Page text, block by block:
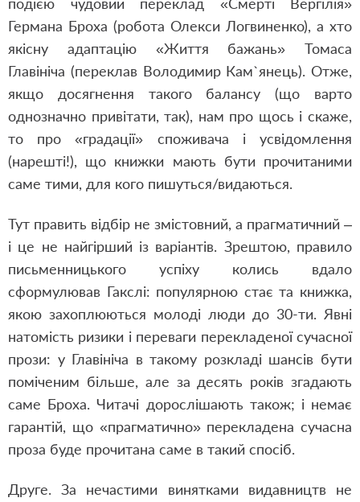
Германа Броха (робота Олекси Логвиненко), а хто
якісну адаптацію «Життя бажань» Томаса
Главініча (переклав Володимир Кам`янець). Отже,
якщо досягнення такого балансу (що варто
однозначно привітати, так), нам про щось і скаже,
то про «градації» споживача і усвідомлення
(нарешті!), що книжки мають бути прочитаними
саме тими, для кого пишуться/видаються.
Тут править відбір не змістовний, а прагматичний –
і це не найгірший із варіантів. Зрештою, правило
письменницького успіху колись вдало
сформулював Гакслі: популярною стає та книжка,
якою захоплюються молоді люди до 30-ти. Явні
натомість ризики і переваги перекладеної сучасної
прози: у Главініча в такому розкладі шансів бути
поміченим більше, але за десять років згадають
саме Броха. Читачі дорослішають також; і немає
гарантій, що «прагматично» перекладена сучасна
проза буде прочитана саме в такий спосіб.
Друге. За нечастими винятками видавництв не